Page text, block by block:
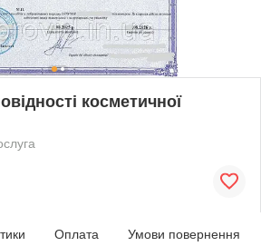
косметичної
Оплата Умови повернення